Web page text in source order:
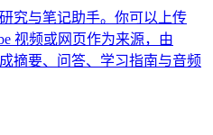
究与笔记助手。你可以上传
视频或网页作为来源，由
摘要、问答、学习指南与音频